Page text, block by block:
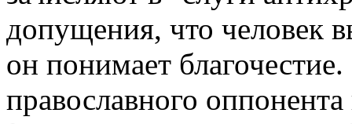
допущения, что человек
он понимает
православного